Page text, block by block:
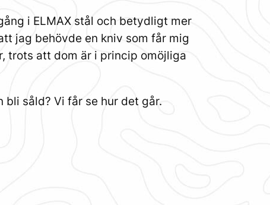
i ELMAX stål och betydligt mer
jag behövde en kniv som får mig
trots att dom är i princip omöjliga
bli såld? Vi får se hur det går.